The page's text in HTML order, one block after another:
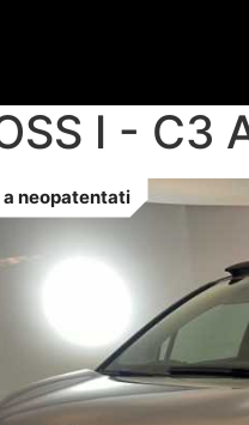
I - C3
neopatentati